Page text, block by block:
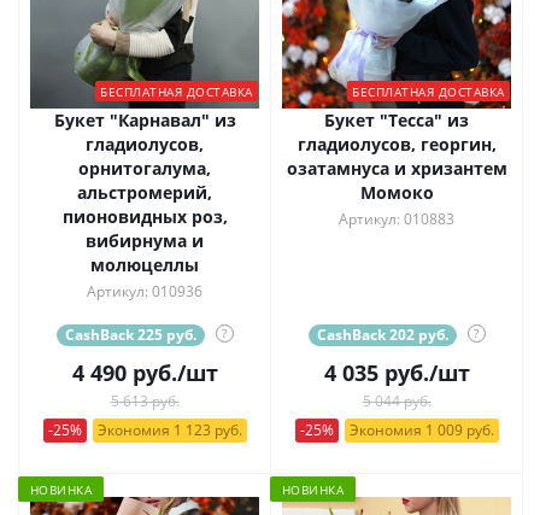
БЕСПЛАТНАЯ ДОСТАВКА
Букет "Карнавал" из
гладиолусов,
орнитогалума,
альстромерий,
пионовидных роз,
вибирнума и
молюцеллы
Артикул: 010936
CashBack 225 руб. ?
4 490руб./шт
5 613 руб.
-25%
Экономия 1 123 руб.
БЕСПЛАТНАЯ ДОСТАВКА
Букет "Тесса" из
гладиолусов, георгин,
озатамнуса и хризантем
Момоко
Артикул: 010883
CashBack 202 руб. ?
4 035руб./шт
5 044 руб.
-25%
Экономия 1 009 руб.
НОВИНКА НОВИНКА